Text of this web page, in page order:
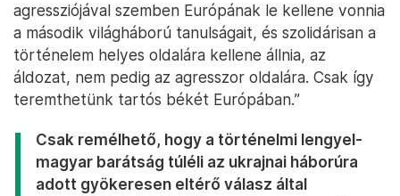
agressziójával szemben Európának le kellene vonnia
a második világháború tanulságait, és szolidárisan a
történelem helyes oldalára kellene állnia, az
áldozat, nem pedig az agresszor oldalára. Csak így
teremthetünk tartós békét Európában.”
Csak remélhető, hogy a történelmi lengyel-
magyar barátság túléli az ukrajnai háborúra
adott gyökeresen eltérő válasz által